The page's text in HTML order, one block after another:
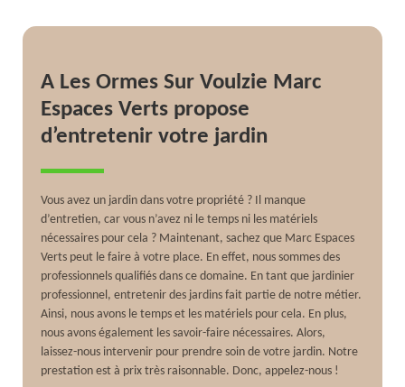
A Les Ormes Sur Voulzie Marc
Espaces Verts propose
d’entretenir votre jardin
Vous avez un jardin dans votre propriété ? Il manque
d’entretien, car vous n’avez ni le temps ni les matériels
nécessaires pour cela ? Maintenant, sachez que Marc Espaces
Verts peut le faire à votre place. En effet, nous sommes des
professionnels qualifiés dans ce domaine. En tant que jardinier
professionnel, entretenir des jardins fait partie de notre métier.
Ainsi, nous avons le temps et les matériels pour cela. En plus,
nous avons également les savoir-faire nécessaires. Alors,
laissez-nous intervenir pour prendre soin de votre jardin. Notre
prestation est à prix très raisonnable. Donc, appelez-nous !